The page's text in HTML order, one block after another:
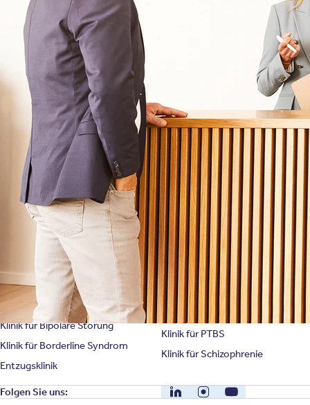
Krankheitsbilder & Therapien
Behandlungsfelder
Therapien
Symptome & Beschwerden
Selbsttests
Presse
Bewertungen
Karriere
Unternehmensfakten
Spezialisierte Kliniken
Klinik für Depression
Klinik für Burnout
Klinik für Angststörung
Klinik für Zwangsstörung
Klinik für Persönlichkeitsstörung
Klinik für Bipolare Störung
Klinik für Borderline Syndrom
Entzugsklinik
Suchtklinik
Klinik für Anorexie
Klinik für Erschöpfung
Klinik für Essstörung
Klinik für Mediensucht
Klinik für Psychose
Klinik für PTBS
Klinik für Schizophrenie
Folgen Sie uns: LinkedIn InstagramYouTube